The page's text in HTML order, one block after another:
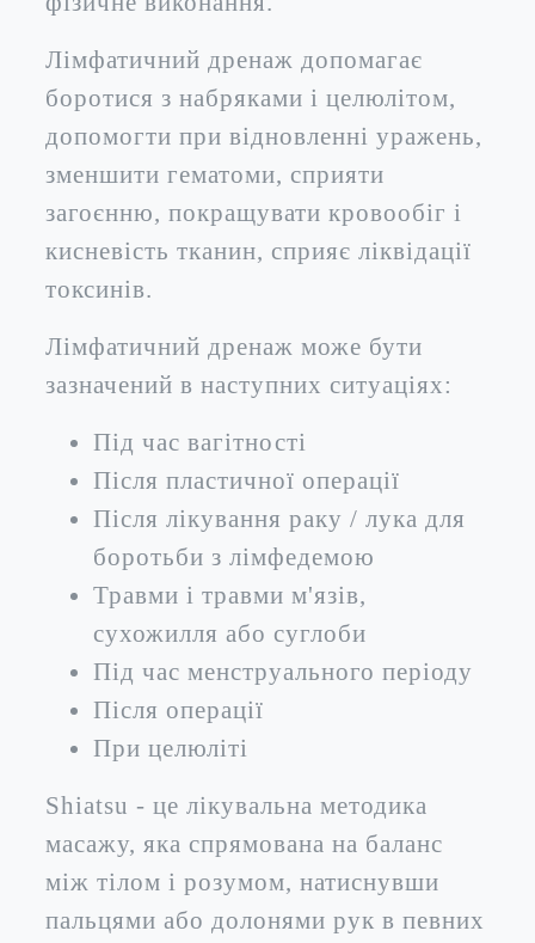
Лімфатичний дренаж допомагає
боротися з набряками і целюлітом,
допомогти при відновленні уражень,
зменшити гематоми, сприяти
загоєнню, покращувати кровообіг і
кисневість тканин, сприяє ліквідації
токсинів.
Лімфатичний дренаж може бути
зазначений в наступних ситуаціях:
Під час вагітності
Після пластичної операції
Після лікування раку / лука для
боротьби з лімфедемою
Травми і травми м'язів,
сухожилля або суглоби
Під час менструального періоду
Після операції
При целюліті
Shiatsu - це лікувальна методика
масажу, яка спрямована на баланс
між тілом і розумом, натиснувши
пальцями або долонями рук в певних